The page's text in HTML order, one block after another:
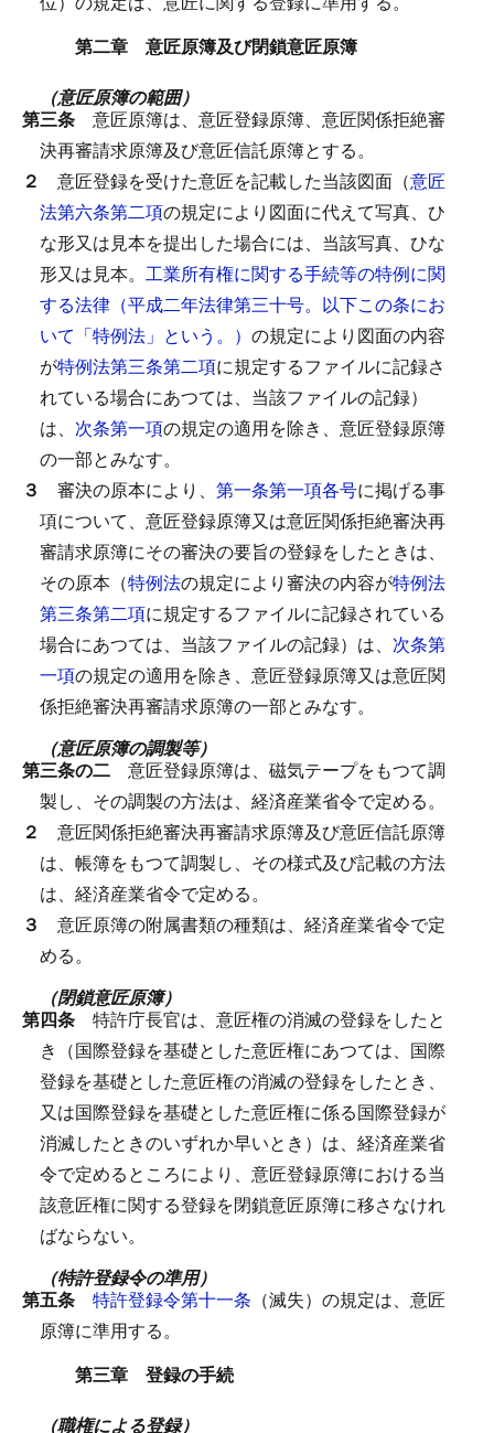
第二章 意匠原簿及び閉鎖意匠原簿
（意匠原簿の範囲）
第三条 意匠原簿は、意匠登録原簿、意匠関係拒絶審
決再審請求原簿及び意匠信託原簿とする。
２ 意匠登録を受けた意匠を記載した当該図面（意匠
法第六条第二項の規定により図面に代えて写真、ひ
な形又は見本を提出した場合には、当該写真、ひな
形又は見本。 工業所有権に関する手続等の特例に関
する法律（平成二年法律第三十号。以下この条にお
いて「特例法」という。） の規定により図面の内容
が特例法第三条第二項に規定するファイルに記録さ
れている場合にあつては、当該ファイルの記録）
は、 次条第一項の規定の適用を除き、意匠登録原簿
の一部とみなす。
３ 審決の原本により、 第一条第一項各号に掲げる事
項について、意匠登録原簿又は意匠関係拒絶審決再
審請求原簿にその審決の要旨の登録をしたときは、
その原本（特例法の規定により審決の内容が特例法
第三条第二項に規定するファイルに記録されている
場合にあつては、当該ファイルの記録）は、 次条第
一項の規定の適用を除き、意匠登録原簿又は意匠関
係拒絶審決再審請求原簿の一部とみなす。
（意匠原簿の調製等）
第三条の二 意匠登録原簿は、磁気テープをもつて調
製し、その調製の方法は、経済産業省令で定める。
２ 意匠関係拒絶審決再審請求原簿及び意匠信託原簿
は、帳簿をもつて調製し、その様式及び記載の方法
は、経済産業省令で定める。
３ 意匠原簿の附属書類の種類は、経済産業省令で定
める。
（閉鎖意匠原簿）
第四条 特許庁長官は、意匠権の消滅の登録をしたと
き（国際登録を基礎とした意匠権にあつては、国際
登録を基礎とした意匠権の消滅の登録をしたとき、
又は国際登録を基礎とした意匠権に係る国際登録が
消滅したときのいずれか早いとき）は、経済産業省
令で定めるところにより、意匠登録原簿における当
該意匠権に関する登録を閉鎖意匠原簿に移さなけれ
ばならない。
（特許登録令の準用）
第五条 特許登録令第十一条 （滅失）の規定は、意匠
原簿に準用する。
第三章 登録の手続
（職権による登録）